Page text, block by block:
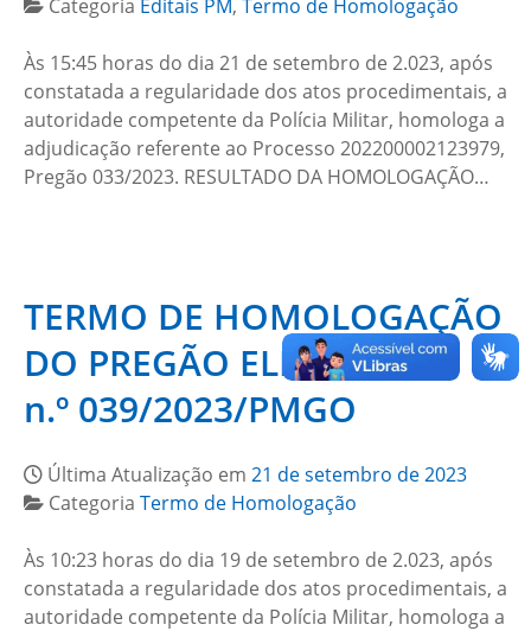
Categoria Editais PM, Termo de Homologação
Às 15:45 horas do dia 21 de setembro de 2.023, após
constatada a regularidade dos atos procedimentais, a
autoridade competente da Polícia Militar, homologa a
adjudicação referente ao Processo 202200002123979,
Pregão 033/2023. RESULTADO DA HOMOLOGAÇÃO…
TERMO DE HOMOLOGAÇÃO
DO PREGÃO ELETRÔNICO
n.º 039/2023/PMGO
Última Atualização em 21 de setembro de 2023
Categoria Termo de Homologação
Às 10:23 horas do dia 19 de setembro de 2.023, após
constatada a regularidade dos atos procedimentais, a
autoridade competente da Polícia Militar, homologa a